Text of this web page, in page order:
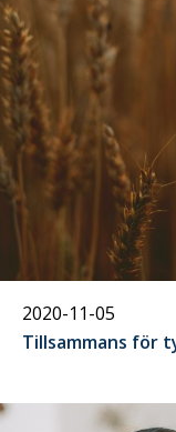
2020-11-05
Tillsammans för